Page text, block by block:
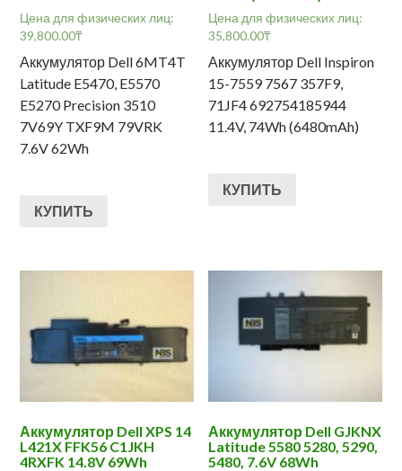
Цена для физических лиц:
39,800.00₸
Аккумулятор Dell 6MT4T
Latitude E5470, E5570
E5270 Precision 3510
7V69Y TXF9M 79VRK
7.6V 62Wh
КУПИТЬ
Цена для физических лиц:
35,800.00₸
Аккумулятор Dell Inspiron
15-7559 7567 357F9,
71JF4 692754185944
11.4V, 74Wh (6480mAh)
КУПИТЬ
Аккумулятор Dell XPS 14
L421X FFK56 C1JKH
4RXFK 14.8V 69Wh
Аккумулятор Dell GJKNX
Latitude 5580 5280, 5290,
5480, 7.6V 68Wh